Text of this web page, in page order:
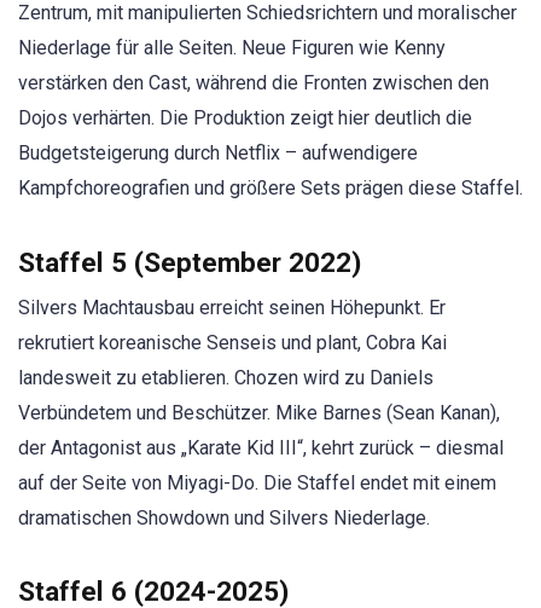
Zentrum, mit manipulierten Schiedsrichtern und moralischer
Niederlage für alle Seiten. Neue Figuren wie Kenny
verstärken den Cast, während die Fronten zwischen den
Dojos verhärten. Die Produktion zeigt hier deutlich die
Budgetsteigerung durch Netflix – aufwendigere
Kampfchoreografien und größere Sets prägen diese Staffel.
Staffel 5 (September 2022)
Silvers Machtausbau erreicht seinen Höhepunkt. Er
rekrutiert koreanische Senseis und plant, Cobra Kai
landesweit zu etablieren. Chozen wird zu Daniels
Verbündetem und Beschützer. Mike Barnes (Sean Kanan),
der Antagonist aus „Karate Kid III“, kehrt zurück – diesmal
auf der Seite von Miyagi-Do. Die Staffel endet mit einem
dramatischen Showdown und Silvers Niederlage.
Staffel 6 (2024-2025)